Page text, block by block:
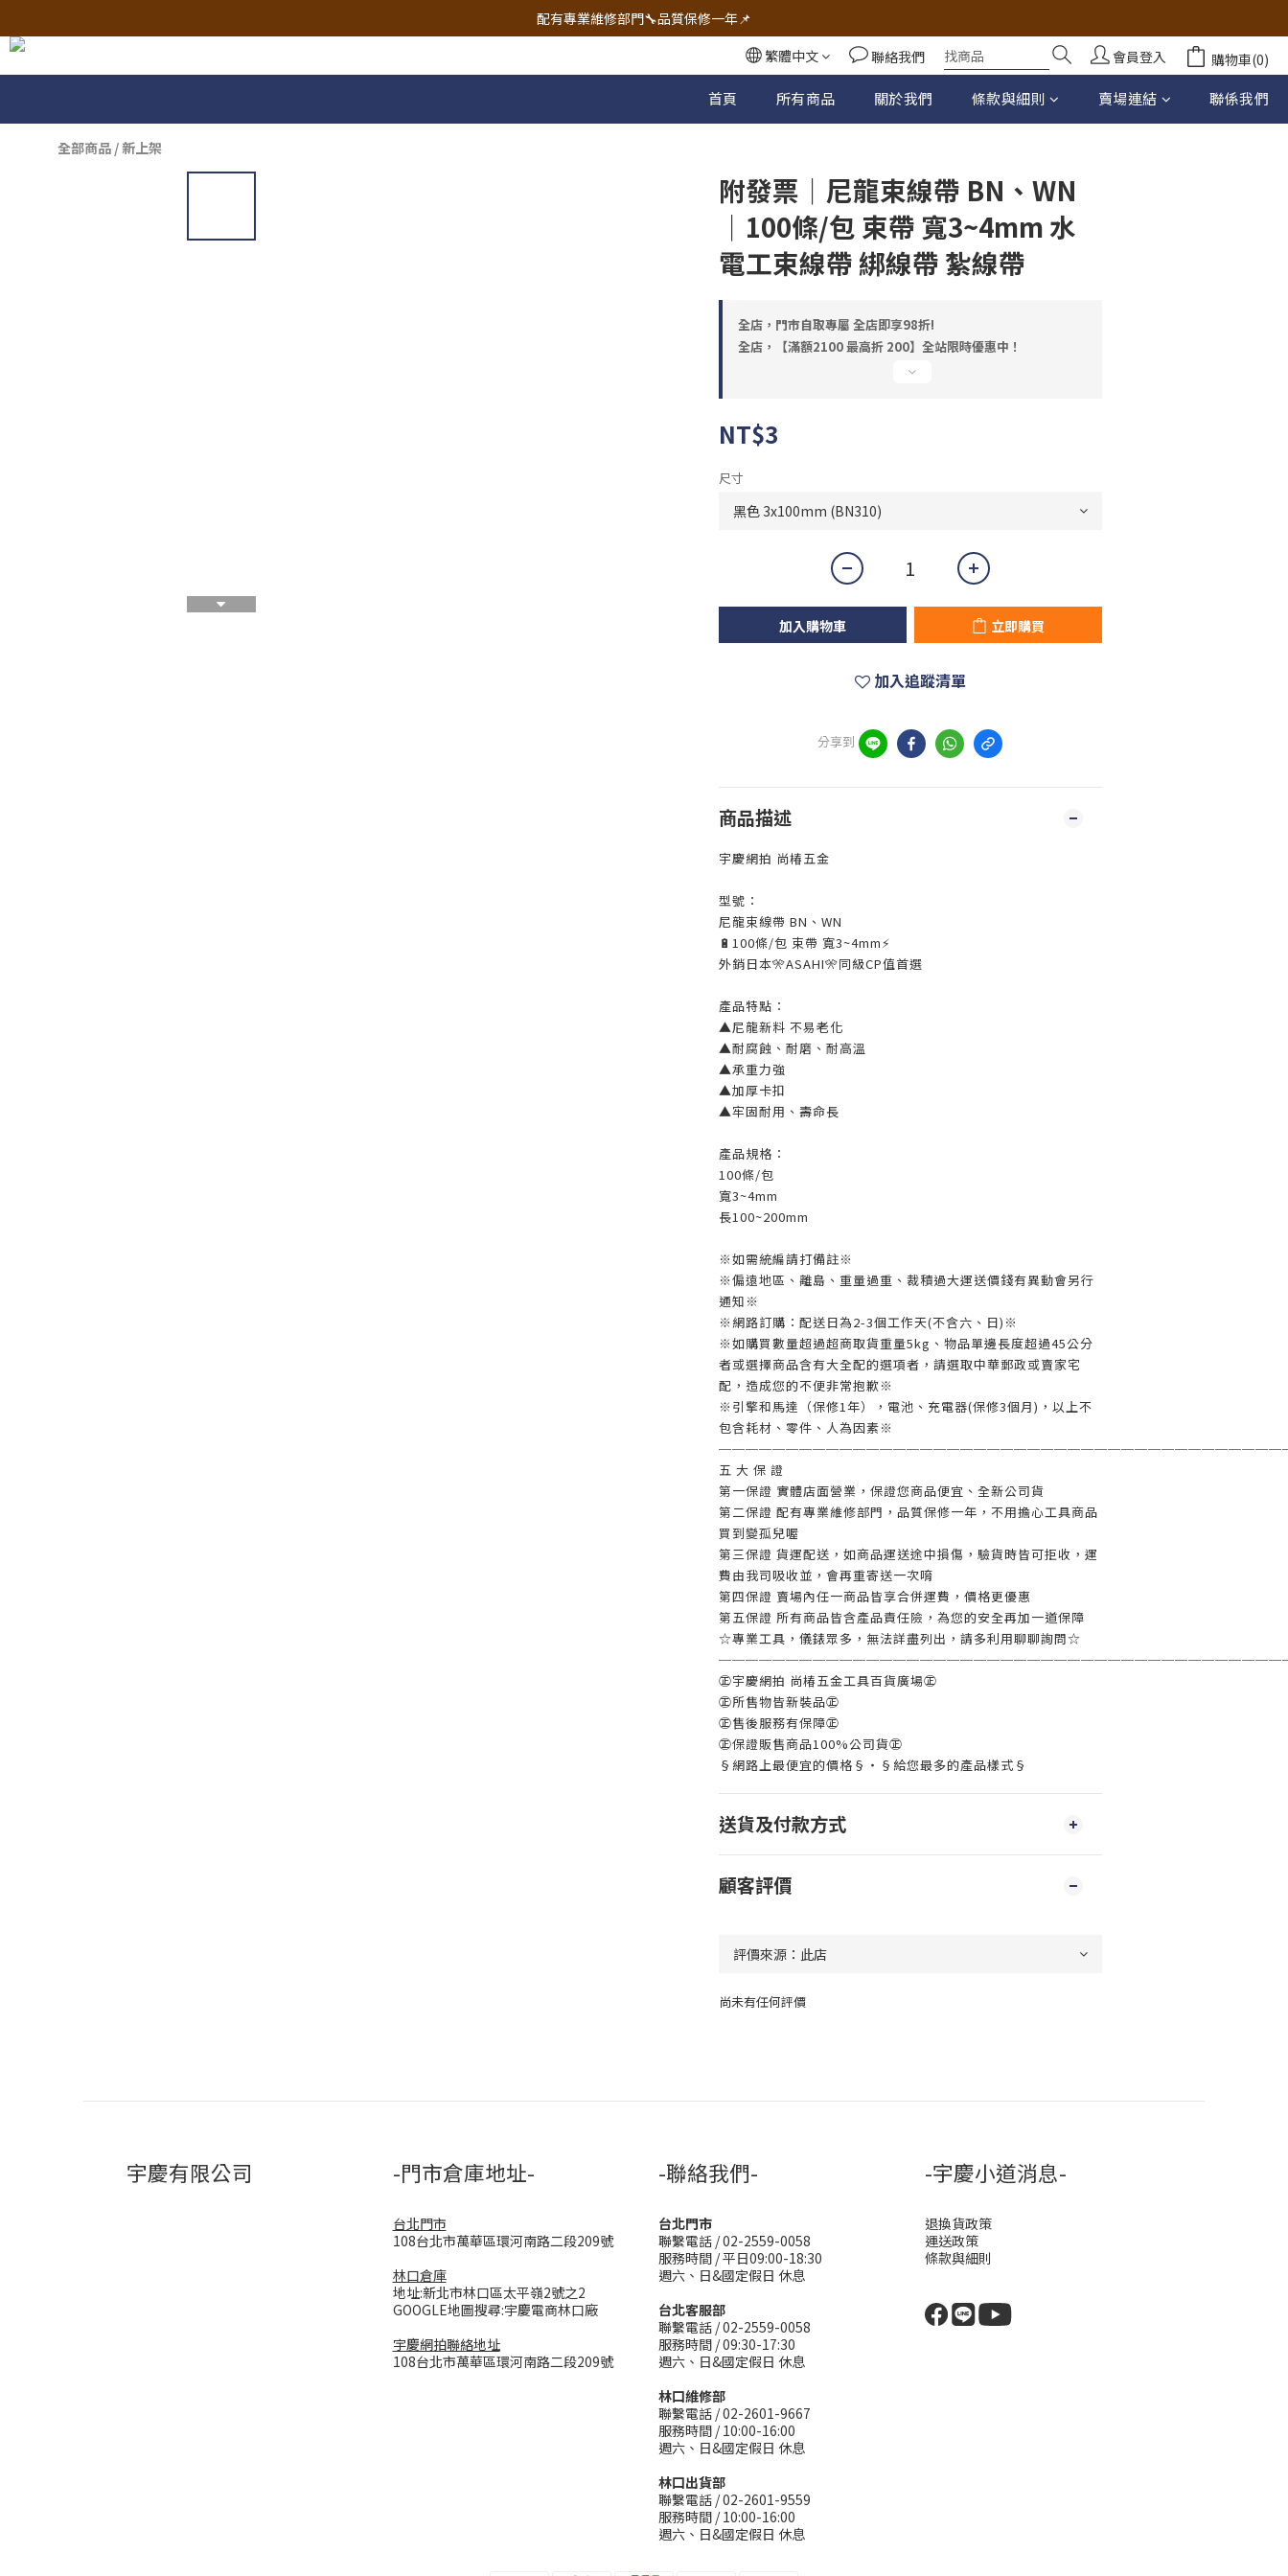
🔧電動工具&五金唯一首選 宇慶五金網拍🔧
配有專業維修部門🔧品質保修一年📌
🔧電動工具&五金唯一首選 宇慶五金網拍🔧繁體中文 聯絡我們 會員登入 購物車(0)
首頁 所有商品 關於我們 條款與細則 賣場連結 聯係我們
全部商品 /新上架
附發票｜尼龍束線帶 BN、WN
｜100條/包 束帶 寬3~4mm 水
電工束線帶 綁線帶 紮線帶
全店，門市自取專屬 全店即享98折!
全店，【滿額2100 最高折 200】全站限時優惠中！
NT$3
尺寸
加入購物車 立即購買
加入追蹤清單
分享到
商品描述
宇慶網拍 尚椿五金
型號：
尼龍束線帶 BN、WN
🔋100條/包 束帶 寬3~4mm⚡
外銷日本🎌ASAHI🎌同級CP值首選
產品特點：
▲尼龍新料 不易老化
▲耐腐蝕、耐磨、耐高溫
▲承重力強
▲加厚卡扣
▲牢固耐用、壽命長
產品規格：
100條/包
寬3~4mm
長100~200mm
※如需統編請打備註※
※偏遠地區、離島、重量過重、裁積過大運送價錢有異動會另行
通知※
※網路訂購：配送日為2-3個工作天(不含六、日)※
※如購買數量超過超商取貨重量5kg、物品單邊長度超過45公分
者或選擇商品含有大全配的選項者，請選取中華郵政或賣家宅
配，造成您的不便非常抱歉※
※引擎和馬達（保修1年），電池、充電器(保修3個月)，以上不
包含耗材、零件、人為因素※
五 大 保 證
第一保證 實體店面營業，保證您商品便宜、全新公司貨
第二保證 配有專業維修部門，品質保修一年，不用擔心工具商品
買到變孤兒喔
第三保證 貨運配送，如商品運送途中損傷，驗貨時皆可拒收，運
費由我司吸收並，會再重寄送一次唷
第四保證 賣場內任一商品皆享合併運費，價格更優惠
第五保證 所有商品皆含產品責任險，為您的安全再加一道保障
☆專業工具，儀錶眾多，無法詳盡列出，請多利用聊聊詢問☆
㊣宇慶網拍 尚椿五金工具百貨廣場㊣
㊣所售物皆新裝品㊣
㊣售後服務有保障㊣
㊣保證販售商品100%公司貨㊣
§網路上最便宜的價格§‧§給您最多的產品樣式§
送貨及付款方式
顧客評價
尚未有任何評價
立即購買
宇慶有限公司 -門市倉庫地址-
台北門市
108台北市萬華區環河南路二段209號
林口倉庫
地址:新北市林口區太平嶺2號之2
GOOGLE地圖搜尋:宇慶電商林口廠
宇慶網拍聯絡地址
108台北市萬華區環河南路二段209號
-聯絡我們-
台北門市
聯繫電話 / 02-2559-0058
服務時間 / 平日09:00-18:30
週六、日&國定假日 休息
台北客服部
聯繫電話 / 02-2559-0058
服務時間 / 09:30-17:30
週六、日&國定假日 休息
林口維修部
聯繫電話 / 02-2601-9667
服務時間 / 10:00-16:00
週六、日&國定假日 休息
林口出貨部
聯繫電話 / 02-2601-9559
服務時間 / 10:00-16:00
週六、日&國定假日 休息
-宇慶小道消息-
退換貨政策
運送政策
條款與細則